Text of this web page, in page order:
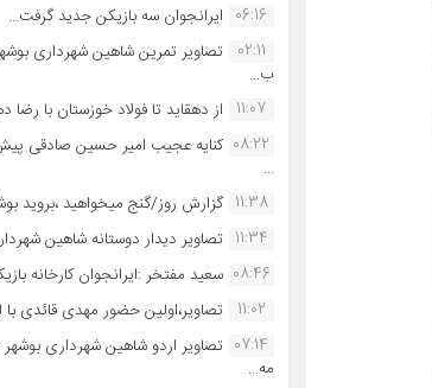
06:16 ایرانجوان سه بازیکن جدید گرفت...
02:11
تصاویر تمرین شاهین شهردارى
ب...
11:07 از دهقاید تا فولاد خوزستان با رضا
08:22 کنایه عجیب امیر حسین صادقی
...
11:38 گزارش روز/گنج میخواهید ،بروید
11:34 تصاویر دیدار دوستانه شاهین
08:46 سعید مفتخر :ایرانجوان کارخانه
11:02
تصاویر،اولین حضور مهدی قائدی با
07:14 تصاویر اردو شاهین شهرداری
مه...